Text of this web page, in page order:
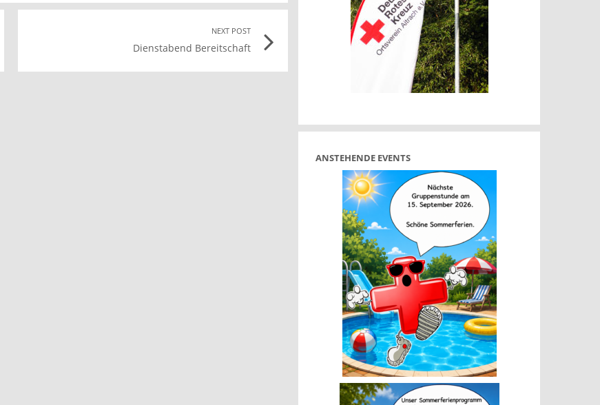
NEXT POST
Dienstabend Bereitschaft
link
ANSTEHENDE EVENTS